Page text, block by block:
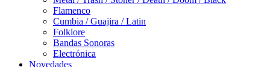
Flamenco
Cumbia / Guajira / Latin
Folklore
Bandas Sonoras
Electrónica
Novedades